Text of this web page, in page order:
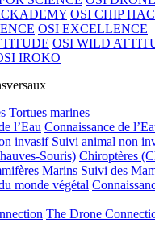
OSI CHIP
OSI EXCELLENCE
OSI WILD
IROKO
Tortues marines
l’Eau Connaissance de
invasif Suivi animal non
Souris) Chiroptères
Marins Suivi des
monde végétal
The Drone